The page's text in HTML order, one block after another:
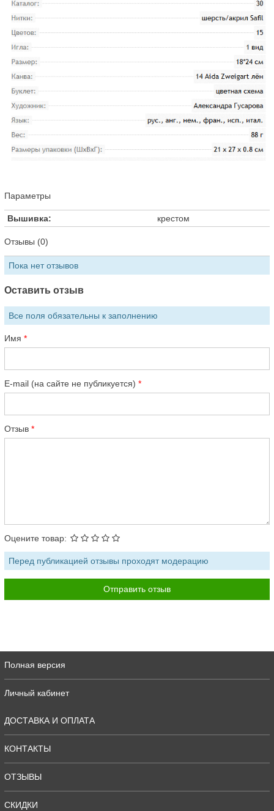
Параметры
Вышивка: крестом
Отзывы (0)
Пока нет отзывов
Оставить отзыв
Все поля обязательны к заполнению
Имя
E-mail (на сайте не публикуется)
Отзыв
Оцените товар:
Перед публикацией отзывы проходят модерацию
Полная версия
Личный кабинет
ДОСТАВКА И ОПЛАТА
КОНТАКТЫ
ОТЗЫВЫ
СКИДКИ